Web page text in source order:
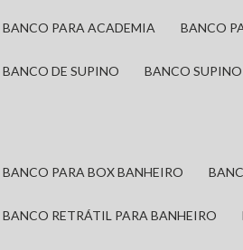
BANCO PARA ACADEMIA BANCO
BANCO DE SUPINO BANCO SUPINO
BANCO PARA BOX BANHEIRO
BANCO RETRÁTIL PARA BANHEIRO